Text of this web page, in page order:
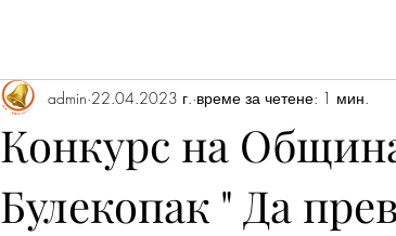
Конкурс на
Булекопак " Да
admin 22.04.2023 г. време за четене: 1 мин.